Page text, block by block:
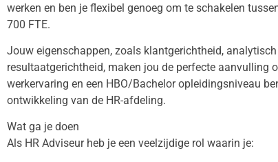
werken en ben je flexibel genoeg om te schakelen
700 FTE.
Jouw eigenschappen, zoals klantgerichtheid,
resultaatgerichtheid, maken jou de perfecte aanvulling
werkervaring en een HBO/Bachelor opleidingsniveau
ontwikkeling van de HR-afdeling.
Wat ga je doen
Als HR Adviseur heb je een veelzijdige rol waarin je: